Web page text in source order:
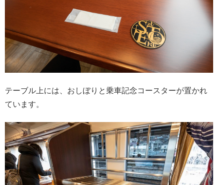
テーブル上には、おしぼりと乗車記念コースターが置かれ
ています。